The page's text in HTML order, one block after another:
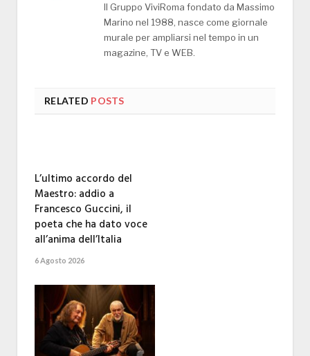
Il Gruppo ViviRoma fondato da Massimo
Marino nel 1988, nasce come giornale
murale per ampliarsi nel tempo in un
magazine, TV e WEB.
RELATED POSTS
L’ultimo accordo del
Maestro: addio a
Francesco Guccini, il
poeta che ha dato voce
all’anima dell’Italia
6 Agosto 2026